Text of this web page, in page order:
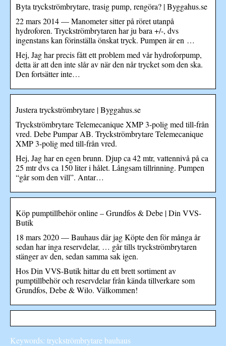
Byta tryckströmbrytare, trasig pump, rengöra? | Byggahus.se
22 mars 2014 — Manometer sitter på röret utanpå
hydroforen. Tryckströmbrytaren har ju bara +/-, dvs
ingenstans kan förinställa önskat tryck. Pumpen är en …
Hej, Jag har precis fått ett problem med vår hydroforpump,
detta är att den inte slår av när den når trycket som den ska.
Den fortsätter inte…
Justera tryckströmbrytare | Byggahus.se
Tryckströmbrytare Telemecanique XMP 3-polig med till-från
vred. Debe Pumpar AB. Tryckströmbrytare Telemecanique
XMP 3-polig med till-från vred.
Hej, Jag har en egen brunn. Djup ca 42 mtr, vattennivå på ca
25 mtr dvs ca 150 liter i hålet. Långsam tillrinning. Pumpen
“går som den vill”. Antar…
Köp pumptillbehör online – Grundfos & Debe | Din VVS-
Butik
18 mars 2020 — Bauhaus där jag Köpte den för många år
sedan har inga reservdelar, … går tills tryckströmbrytaren
stänger av den, sedan samma sak igen.
Hos Din VVS-Butik hittar du ett brett sortiment av
pumptillbehör och reservdelar från kända tillverkare som
Grundfos, Debe & Wilo. Välkommen!
Keywords: tryckströmbrytare bauhaus